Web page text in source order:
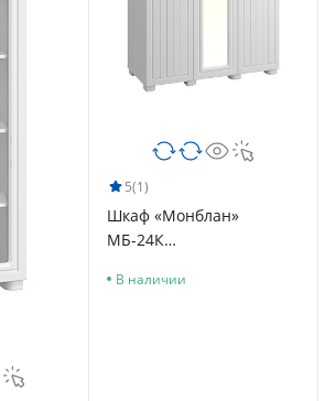
5(1)
Шкаф «Монблан»
МБ-24К
дерево
В наличии